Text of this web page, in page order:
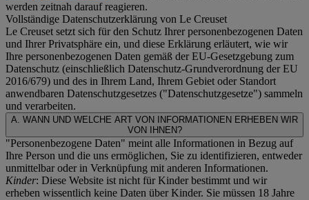
werden zeitnah darauf reagieren.
Vollständige Datenschutzerklärung von Le Creuset
Le Creuset setzt sich für den Schutz Ihrer personenbezogenen Daten
und Ihrer Privatsphäre ein, und diese Erklärung erläutert, wie wir
Ihre personenbezogenen Daten gemäß der EU-Gesetzgebung zum
Datenschutz (einschließlich Datenschutz-Grundverordnung der EU
2016/679) und des in Ihrem Land, Ihrem Gebiet oder Standort
anwendbaren Datenschutzgesetzes ("Datenschutzgesetze") sammeln
und verarbeiten.
A. WANN UND WELCHE ART VON INFORMATIONEN ERHEBEN WIR
VON IHNEN?
"Personenbezogene Daten" meint alle Informationen in Bezug auf
Ihre Person und die uns ermöglichen, Sie zu identifizieren, entweder
unmittelbar oder in Verknüpfung mit anderen Informationen.
Kinder: Diese Website ist nicht für Kinder bestimmt und wir
erheben wissentlich keine Daten über Kinder. Sie müssen 18 Jahre